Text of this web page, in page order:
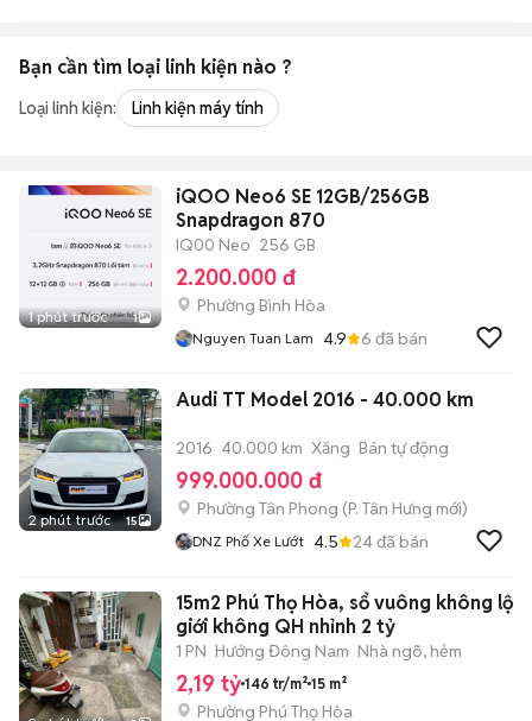
Bạn cần tìm loại linh kiện nào ?
Loại linh kiện: Linh kiện máy tính
1 phút trước 1
iQOO Neo6 SE 12GB/256GB
Snapdragon 870
IQ00 Neo 256 GB
2.200.000 đ
Phường Bình Hòa
Nguyen Tuan Lam 4.9 6 đã bán
2 phút trước 15
Audi TT Model 2016 - 40.000 km
2016 40.000 km Xăng Bán tự động
999.000.000 đ
Phường Tân Phong (P. Tân Hưng mới)
DNZ Phố Xe Lướt 4.5 24đã bán
15m2 Phú Thọ Hòa, sổ vuông không lộ
giới không QH nhỉnh 2 tỷ
1 PN Hướng Đông Nam Nhà ngõ, hẻm
2,19 tỷ 146 tr/m² 15 m²
Phường Phú Thọ Hòa